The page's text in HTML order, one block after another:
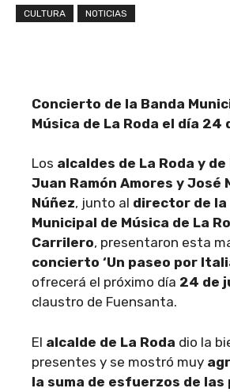
CULTURA NOTICIAS
Concierto de la Banda
Música de La Roda el día 24
Los alcaldes de La Roda y
Juan Ramón Amores y José
Núñez, junto al director de la
Municipal de Música de La
Carrilero, presentaron esta
concierto ‘Un paseo por
ofrecerá el próximo día 24 de
claustro de Fuensanta.
El alcalde de La Roda dio la
presentes y se mostró muy
la suma de esfuerzos de